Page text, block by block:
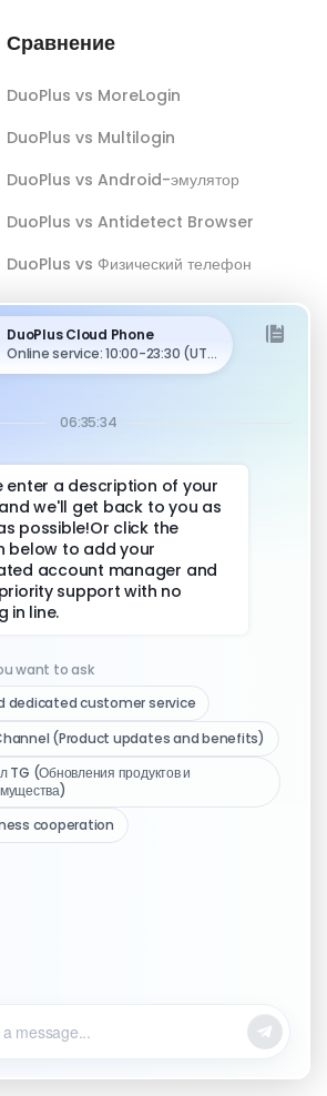
Сравнение
DuoPlus vs MoreLogin
DuoPlus vs Multilogin
DuoPlus vs Android-эмулятор
DuoPlus vs Antidetect Browser
DuoPlus vs Физический телефон
Быстрые ссылки
Скачать клиент
Медиа-набор логотипа
Журнал изменений